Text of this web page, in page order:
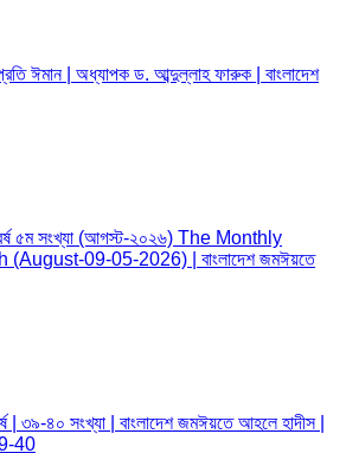
ঈমান | অধ্যাপক ড. আব্দুল্লাহ ফারুক | বাংলাদেশ
বর্ষ ৫ম সংখ্যা (আগস্ট-২০২৬) The Monthly
09-05-2026) | বাংলাদেশ জমঈয়তে
| ৩৯-৪০ সংখ্যা | বাংলাদেশ জমঈয়তে আহলে হাদীস |
40